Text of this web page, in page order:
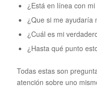
¿Está en línea con mi
¿Que si me ayudaría
¿Cuál es mi
¿Hasta qué punto
Todas estas son
atención sobre uno